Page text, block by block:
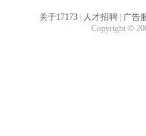
关于17173 人才招聘 广告
Copyright ©